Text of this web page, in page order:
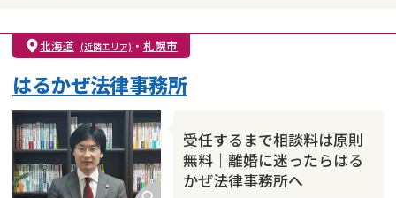
北海道 (近隣エリア) ・ 札幌市
受任するまで相談料は原則
無料｜離婚に迷ったらはる
かぜ法律事務所へ
はるかぜ法律事務所